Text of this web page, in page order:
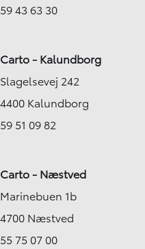
59 43 63 30
Carto - Kalundborg
Slagelsevej 242
4400 Kalundborg
59 51 09 82
Carto - Næstved
Marinebuen 1b
4700 Næstved
55 75 07 00